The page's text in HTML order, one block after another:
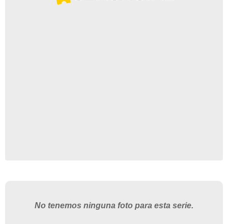
No tenemos ninguna foto para esta serie.